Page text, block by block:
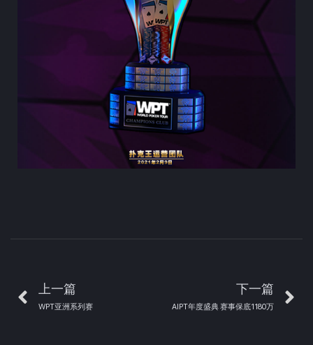
上一篇
WPT亚洲系列赛
下一篇
AIPT年度盛典 赛事保底1180万